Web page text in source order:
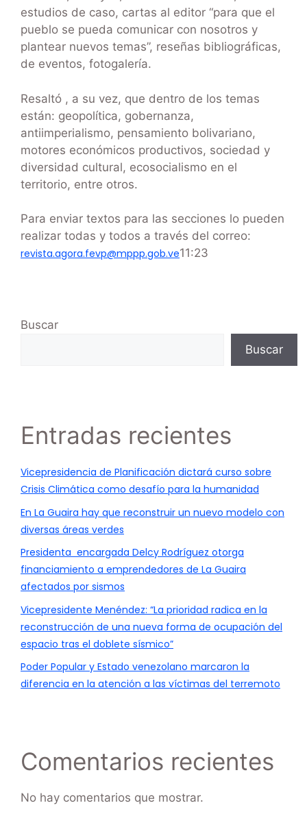
estudios de caso, cartas al editor “para que el
pueblo se pueda comunicar con nosotros y
plantear nuevos temas”, reseñas bibliográficas,
de eventos, fotogalería.
Resaltó , a su vez, que dentro de los temas
están: geopolítica, gobernanza,
antiimperialismo, pensamiento bolivariano,
motores económicos productivos, sociedad y
diversidad cultural, ecosocialismo en el
territorio, entre otros.
Para enviar textos para las secciones lo pueden
realizar todas y todos a través del correo:
revista.agora.fevp@mppp.gob.ve11:23
Buscar
Buscar
Entradas recientes
Vicepresidencia de Planificación dictará curso sobre
Crisis Climática como desafío para la humanidad
En La Guaira hay que reconstruir un nuevo modelo con
diversas áreas verdes
Presidenta encargada Delcy Rodríguez otorga
financiamiento a emprendedores de La Guaira
afectados por sismos
Vicepresidente Menéndez: “La prioridad radica en la
reconstrucción de una nueva forma de ocupación del
espacio tras el doblete sísmico”
Poder Popular y Estado venezolano marcaron la
diferencia en la atención a las víctimas del terremoto
Comentarios recientes
No hay comentarios que mostrar.